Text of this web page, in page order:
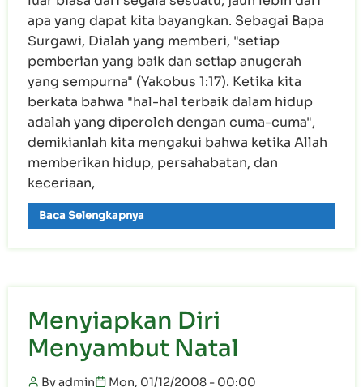
apa yang dapat kita bayangkan. Sebagai Bapa
Surgawi, Dialah yang memberi, "setiap
pemberian yang baik dan setiap anugerah
yang sempurna" (Yakobus 1:17). Ketika kita
berkata bahwa "hal-hal terbaik dalam hidup
adalah yang diperoleh dengan cuma-cuma",
demikianlah kita mengakui bahwa ketika Allah
memberikan hidup, persahabatan, dan
keceriaan,
Baca Selengkapnya
Menyiapkan Diri
Menyambut Natal
Byadmin Mon, 01/12/2008 - 00:00